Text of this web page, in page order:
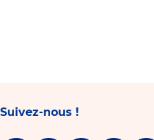
Suivez-nous !